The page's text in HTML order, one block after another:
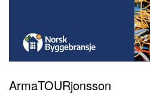
ArmaTOURjonsson